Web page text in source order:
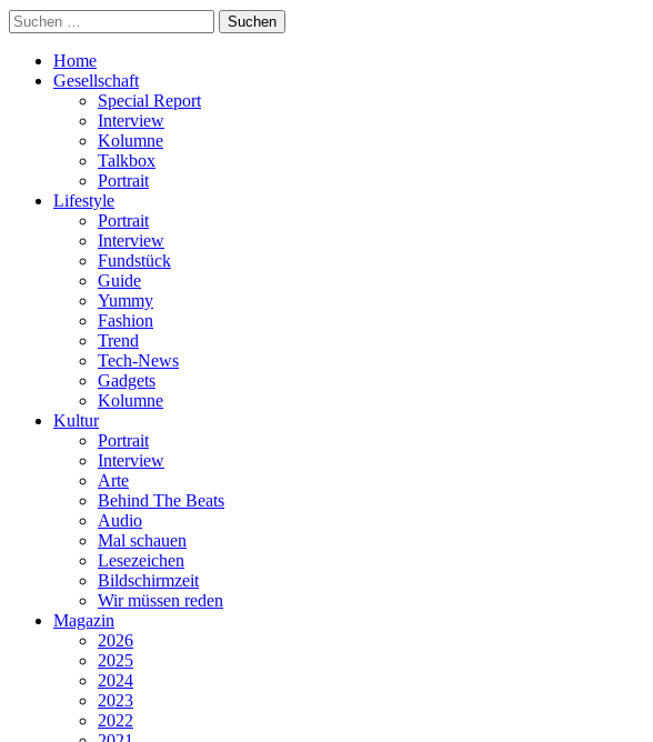
Suchen
nach:
Home
Gesellschaft
Special Report
Interview
Kolumne
Talkbox
Portrait
Lifestyle
Portrait
Interview
Fundstück
Guide
Yummy
Fashion
Trend
Tech-News
Gadgets
Kolumne
Kultur
Portrait
Interview
Arte
Behind The Beats
Audio
Mal schauen
Lesezeichen
Bildschirmzeit
Wir müssen reden
Magazin
2026
2025
2024
2023
2022